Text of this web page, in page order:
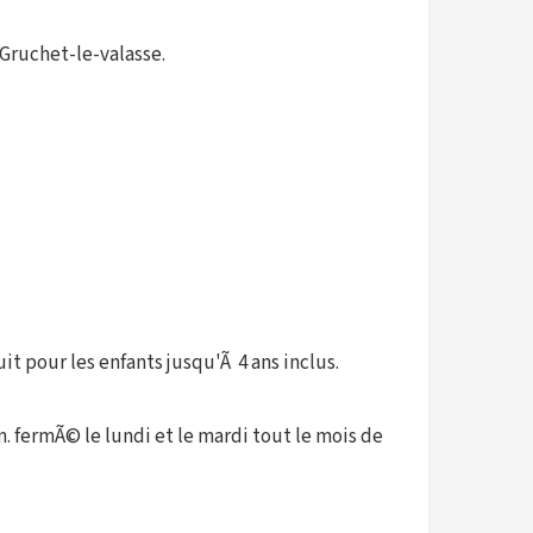
le-valasse.
pour les enfants jusqu'Ã 4 ans inclus.
fermÃ© le lundi et le mardi tout le mois de